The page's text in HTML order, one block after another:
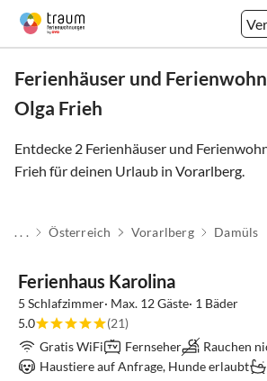
Ferienhäuser und
Olga Frieh
Entdecke 2 Ferienhäuser und
Frieh für deinen Urlaub in Vorarlberg.
. . . Österreich Vorarlberg Damüls
Ferienhaus Karolina
5 Schlafzimmer· Max. 12 Gäste· 1 Bäder
5.0
(21)
Gratis WiFi
Fernseher
Rauchen
Haustiere auf Anfrage, Hunde erlaubt